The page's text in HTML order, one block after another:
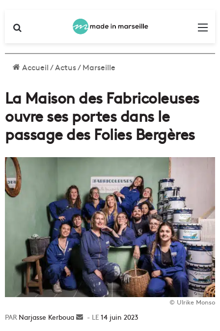
Accueil/Actus/Marseille
La Maison des Fabricoleuses
ouvre ses portes dans le
passage des Folies Bergères
© Ulrike Monso
Narjasse Kerboua
Envoyer14 juin 2023